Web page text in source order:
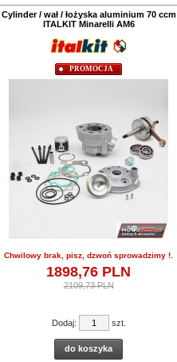
Cylinder / wał / łożyska aluminium 70 ccm
ITALKIT Minarelli AM6
PROMOCJA
Chwilowy brak, pisz, dzwoń sprowadzimy !.
1898,76 PLN
2109,73 PLN
Dodaj: szt.
do koszyka